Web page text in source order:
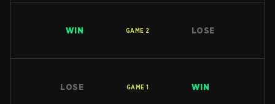
WIN GAME 2 LOSE
LOSE GAME 1 WIN